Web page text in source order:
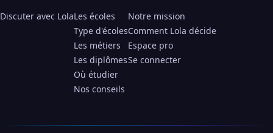
Discuter avec LolaLes écoles
Type d'écoles
Les métiers
Les diplômes
Où étudier
Nos conseils
Notre mission
Comment Lola décide
Espace pro
Se connecter